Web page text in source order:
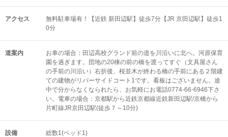
アクセス
無料駐車場有！【近鉄 新田辺駅】徒歩7分【JR 京田辺駅】徒歩1
0分
道案内
お車の場合：田辺高校グランド前の道を川沿いに北へ。河原保育
園を過ぎます。団地の20棟の前の橋を渡ってすぐ（文具屋さん
の手前の川沿い）右折後、桜並木が終わる橋の手前にある２階建
ての建物がリバーサイドコート1です。看板はございません。途
中で分からなくなられたら、お気軽にお電話0774-66-6946下さ
い。電車の場合：京都駅から近鉄京都線近鉄新田辺駅/京橋から
片町線JR京田辺駅(徒歩７～10分)
設備 総数1(ベッド1)